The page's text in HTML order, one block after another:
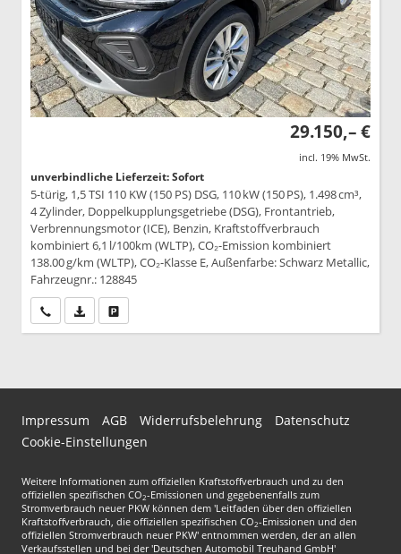
29.150,– €
incl. 19% MwSt.
unverbindliche Lieferzeit: Sofort
5-türig, 1,5 TSI 110 KW (150 PS) DSG, 110 kW (150 PS), 1.498 cm³,
4 Zylinder, Doppelkupplungsgetriebe (DSG), Frontantrieb,
Verbrennungsmotor (ICE), Benzin, Kraftstoffverbrauch
kombiniert 6,1 l/100km (WLTP), CO₂-Emission kombiniert
138.00 g/km (WLTP), CO₂-Klasse E, Außenfarbe: Schwarz Metallic,
Fahrzeugnr.: 128845
Wir rufen Sie anPDF-Datei, Fahrzeugexposé drucken
Impressum AGB Widerrufsbelehrung
Datenschutz
Cookie-Einstellungen
Weitere Informationen zum offiziellen Kraftstoffverbrauch und zu den
offiziellen spezifischen CO2-Emissionen und gegebenenfalls zum
Stromverbrauch neuer PKW können dem 'Leitfaden über den offiziellen
Kraftstoffverbrauch, die offiziellen spezifischen CO2-Emissionen und den
offiziellen Stromverbrauch neuer PKW' entnommen werden, der an allen
Verkaufsstellen und bei der 'Deutschen Automobil Treuhand GmbH'